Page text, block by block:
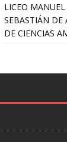
LICEO
SEBASTIÁN DE
DE CIENCIAS